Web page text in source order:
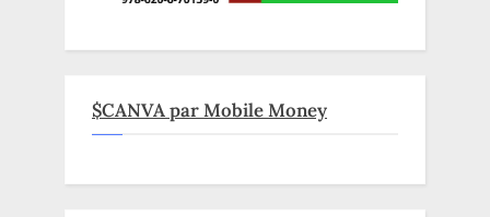
$CANVA par Mobile Money